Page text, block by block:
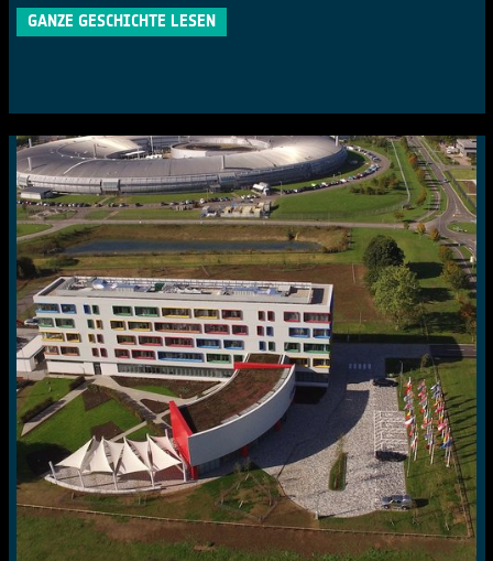
GANZE GESCHICHTE LESEN